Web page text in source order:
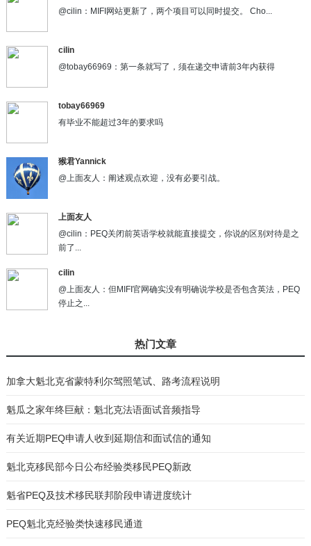
@cilin：MIFI网站更新了，两个项目可以同时提交。 Cho...
cilin
@tobay66969：第一条就写了，须在递交申请前3年内获得
tobay66969
有毕业不能超过3年的要求吗
猴君Yannick
@上面友人：阐述观点欢迎，没有必要引战。
上面友人
@cilin：PEQ关闭前英语学校就能直接提交，你说的区别对待是之
前了...
cilin
@上面友人：但MIFI官网确实没有明确说学校是否包含英法，PEQ
停止之...
热门文章
加拿大魁北克省蒙特利尔驾照笔试、路考流程说明
魁瓜之家年终巨献：魁北克法语面试音频指导
有关近期PEQ申请人收到延期信和面试信的通知
魁北克移民部今日公布经验类移民PEQ新政
魁省PEQ及技术移民联邦阶段申请进度统计
PEQ魁北克经验类快速移民通道